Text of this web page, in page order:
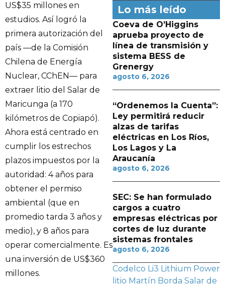
US$35 millones en
estudios. Así logró la
primera autorización del
país —de la Comisión
Chilena de Energía
Nuclear, CChEN— para
extraer litio del Salar de
Maricunga (a 170
kilómetros de Copiapó).
Ahora está centrado en
cumplir los estrechos
plazos impuestos por la
autoridad: 4 años para
obtener el permiso
ambiental (que en
promedio tarda 3 años y
medio), y 8 años para
operar comercialmente. Es
una inversión de US$360
millones.
Lo más leído
Coeva de O’Higgins
aprueba proyecto de
línea de transmisión y
sistema BESS de
Grenergy
agosto 6, 2026
“Ordenemos la Cuenta”:
Ley permitirá reducir
alzas de tarifas
eléctricas en Los Ríos,
Los Lagos y La
Araucanía
agosto 6, 2026
SEC: Se han formulado
cargos a cuatro
empresas eléctricas por
cortes de luz durante
sistemas frontales
agosto 6, 2026
Codelco Li3 Lithium Power
litio Martín Borda Salar de